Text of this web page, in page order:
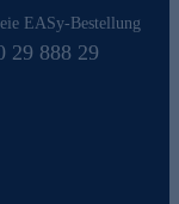
EASy-Bestellung
29 888 29